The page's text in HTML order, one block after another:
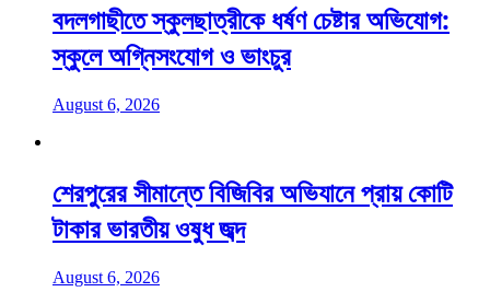
বদলগাছীতে স্কুলছাত্রীকে ধর্ষণ চেষ্টার অভিযোগ:
স্কুলে অগ্নিসংযোগ ও ভাংচুর
August 6, 2026
শেরপুরের সীমান্তে বিজিবির অভিযানে প্রায় কোটি
টাকার ভারতীয় ওষুধ জব্দ
August 6, 2026